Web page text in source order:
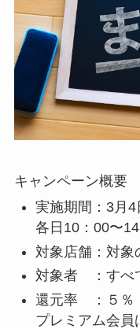
キャンペーン概要
実施期間：3月
各日10：00〜
対象店舗：対象
対象者 ：すべ
還元率 ：５％
プレミアム会員